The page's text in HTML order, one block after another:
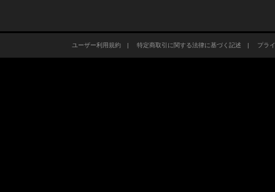
ユーザー利用規約| 特定商取引に関する法律に基づく記述 | プラ